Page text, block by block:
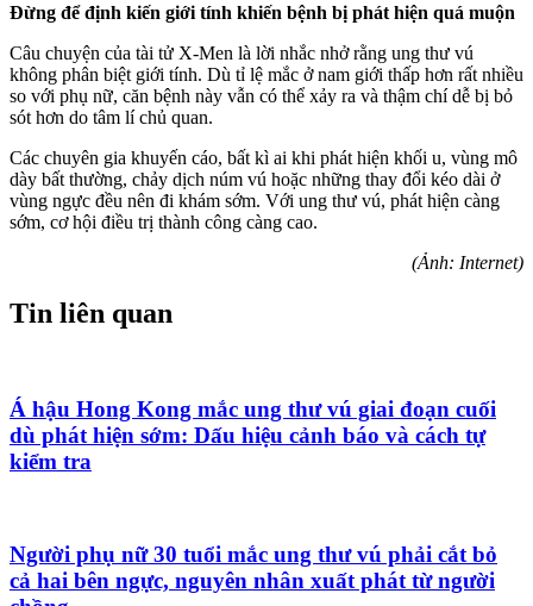
Đừng để định kiến giới tính khiến bệnh bị phát hiện quá muộn
Câu chuyện của tài tử X-Men là lời nhắc nhở rằng ung thư vú
không phân biệt giới tính. Dù tỉ lệ mắc ở nam giới thấp hơn rất nhiều
so với phụ nữ, căn bệnh này vẫn có thể xảy ra và thậm chí dễ bị bỏ
sót hơn do tâm lí chủ quan.
Các chuyên gia khuyến cáo, bất kì ai khi phát hiện khối u, vùng mô
dày bất thường, chảy dịch núm vú hoặc những thay đổi kéo dài ở
vùng ngực đều nên đi khám sớm. Với ung thư vú, phát hiện càng
sớm, cơ hội điều trị thành công càng cao.
(Ảnh: Internet)
Tin liên quan
Á hậu Hong Kong mắc ung thư vú giai đoạn cuối
dù phát hiện sớm: Dấu hiệu cảnh báo và cách tự
kiểm tra
Người phụ nữ 30 tuổi mắc ung thư vú phải cắt bỏ
cả hai bên ngực, nguyên nhân xuất phát từ người